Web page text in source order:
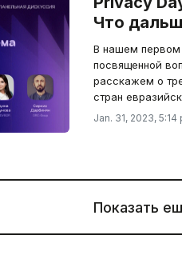
Что
В нашем первом
посвященной
расскажем о
стран
Jan. 31, 2023, 5:14
Показать